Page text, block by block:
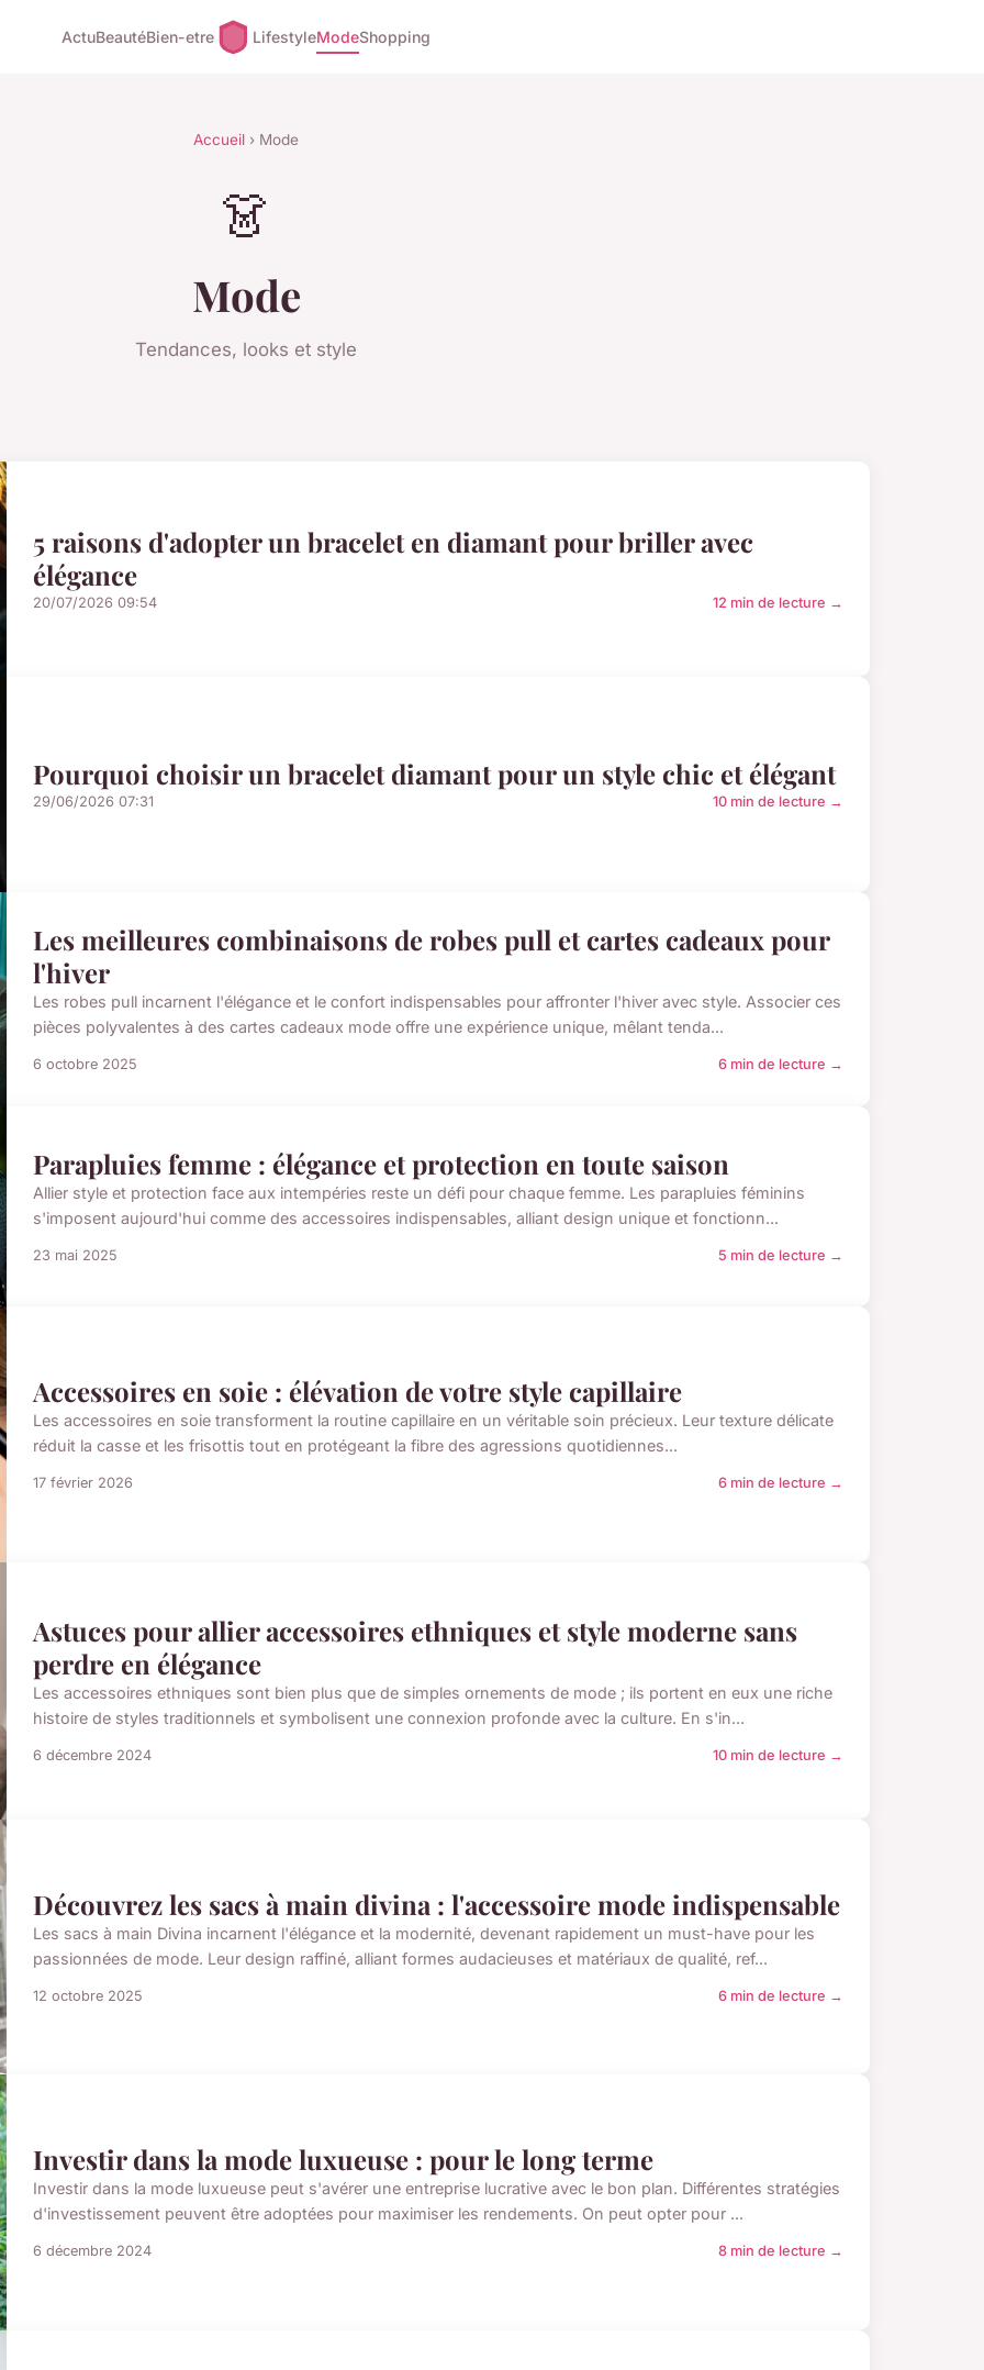
ActuBeautéBien-etre LifestyleModeShopping
Accueil › Mode
👗
Mode
Tendances, looks et style
5 raisons d'adopter un bracelet en diamant pour briller avec
élégance
20/07/2026 09:54 12 min de lecture →
Pourquoi choisir un bracelet diamant pour un style chic et élégant
29/06/2026 07:31 10 min de lecture →
Les meilleures combinaisons de robes pull et cartes cadeaux pour
l'hiver
Les robes pull incarnent l'élégance et le confort indispensables pour affronter l'hiver avec style. Associer ces
pièces polyvalentes à des cartes cadeaux mode offre une expérience unique, mêlant tenda...
6 octobre 2025 6 min de lecture →
Parapluies femme : élégance et protection en toute saison
Allier style et protection face aux intempéries reste un défi pour chaque femme. Les parapluies féminins
s'imposent aujourd'hui comme des accessoires indispensables, alliant design unique et fonctionn...
23 mai 2025 5 min de lecture →
Accessoires en soie : élévation de votre style capillaire
Les accessoires en soie transforment la routine capillaire en un véritable soin précieux. Leur texture délicate
réduit la casse et les frisottis tout en protégeant la fibre des agressions quotidiennes...
17 février 2026 6 min de lecture →
Astuces pour allier accessoires ethniques et style moderne sans
perdre en élégance
Les accessoires ethniques sont bien plus que de simples ornements de mode ; ils portent en eux une riche
histoire de styles traditionnels et symbolisent une connexion profonde avec la culture. En s'in...
6 décembre 2024 10 min de lecture →
Découvrez les sacs à main divina : l'accessoire mode indispensable
Les sacs à main Divina incarnent l'élégance et la modernité, devenant rapidement un must-have pour les
passionnées de mode. Leur design raffiné, alliant formes audacieuses et matériaux de qualité, ref...
12 octobre 2025 6 min de lecture →
Investir dans la mode luxueuse : pour le long terme
Investir dans la mode luxueuse peut s'avérer une entreprise lucrative avec le bon plan. Différentes stratégies
d'investissement peuvent être adoptées pour maximiser les rendements. On peut opter pour ...
6 décembre 2024 8 min de lecture →